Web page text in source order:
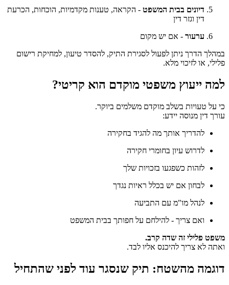
דיונים בבית המשפט - הקראה, טענות מקדמיות, הוכחות, הכרעת
דין וגזר דין
ערעור - אם יש מקום
במהלך הדרך ניתן לפעול לסגירת התיק, להסדר טיעון, למחיקת רישום
פלילי, או לזיכוי מלא.
למה ייעוץ משפטי מוקדם הוא קריטי?
כי על טעויות בשלב מוקדם משלמים ביוקר.
עורך דין מנוסה יידע:
להדריך אותך מה להגיד בחקירה
לדרוש עיון בחומרי חקירה
לזהות כשפגעו בזכויות שלך
לבחון אם יש בכלל ראיות נגדך
לנהל מו"מ עם התביעה
ואם צריך - להילחם על חפותך בבית המשפט
משפט פלילי זה שדה קרב.
ואתה לא צריך להיכנס אליו לבד.
דוגמה מהשטח: תיק שנסגר עוד לפני שהתחיל